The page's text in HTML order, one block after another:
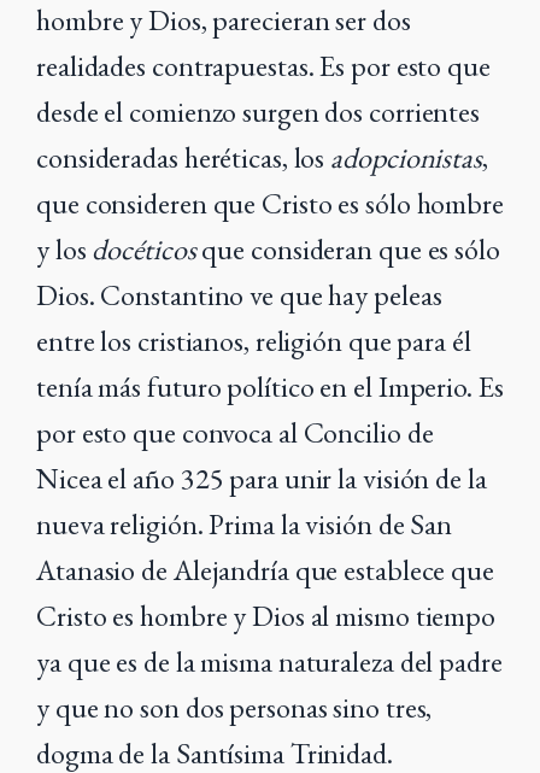
hombre y Dios, parecieran ser dos
realidades contrapuestas. Es por esto que
desde el comienzo surgen dos corrientes
consideradas heréticas, los adopcionistas,
que consideren que Cristo es sólo hombre
y losdocéticosque consideran que es sólo
Dios. Constantino ve que hay peleas
entre los cristianos, religión que para él
tenía más futuro político en el Imperio. Es
por esto que convoca al Concilio de
Nicea el año 325 para unir la visión de la
nueva religión. Prima la visión de San
Atanasio de Alejandría que establece que
Cristo es hombre y Dios al mismo tiempo
ya que es de la misma naturaleza del padre
y que no son dos personas sino tres,
dogma de la Santísima Trinidad.